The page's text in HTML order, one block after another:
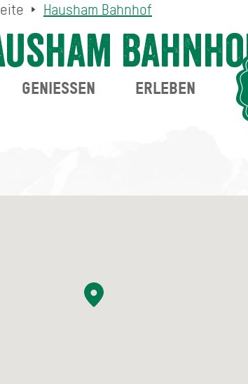
Hausham Bahnhof
GENIESSEN ERLEBEN
Suche abschicken